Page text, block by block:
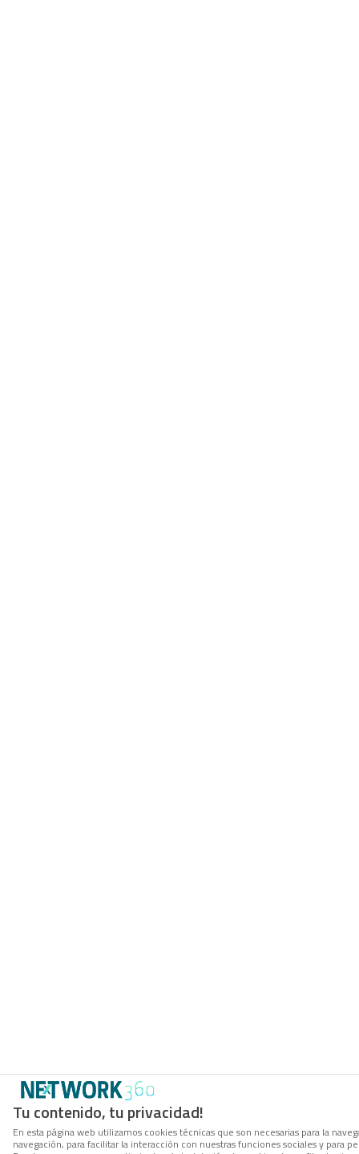
Tu contenido, tu privacidad!
En esta página web utilizamos cookies técnicas que son necesarias para la
navegación, para facilitar la interacción con nuestras funciones sociales y